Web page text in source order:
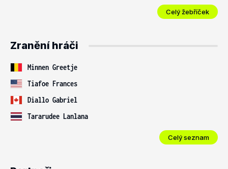
Celý žebříček
Zranění hráči
Minnen Greetje
Tiafoe Frances
Diallo Gabriel
Tararudee Lanlana
Celý seznam